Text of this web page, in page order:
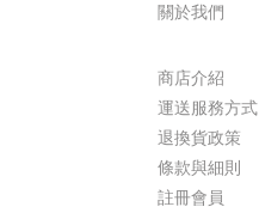
關於我們
商店介紹
運送服務方式
退換貨政策
條款與細則
註冊會員